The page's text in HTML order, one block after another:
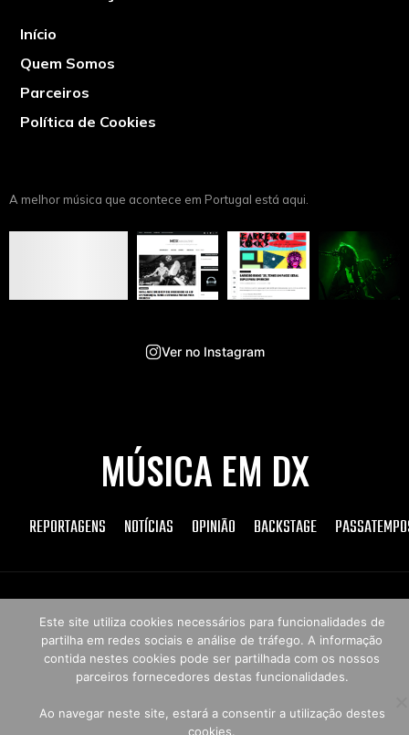
Início
Quem Somos
Parceiros
Política de Cookies
A melhor música que acontece em Portugal está aqui.
Ver no Instagram
MÚSICA EM DX
REPORTAGENS NOTÍCIAS OPINIÃO BACKSTAGE
Este site utiliza cookies necessários para funcionalidades de
partilha em redes sociais e análise de tráfego. A informação
contida nestes cookies pode ser partilhada com os nossos
parceiros fornecedores destas funcionalidades.
Ao navegar neste site, estará a consentir a utilização destes
cookies.